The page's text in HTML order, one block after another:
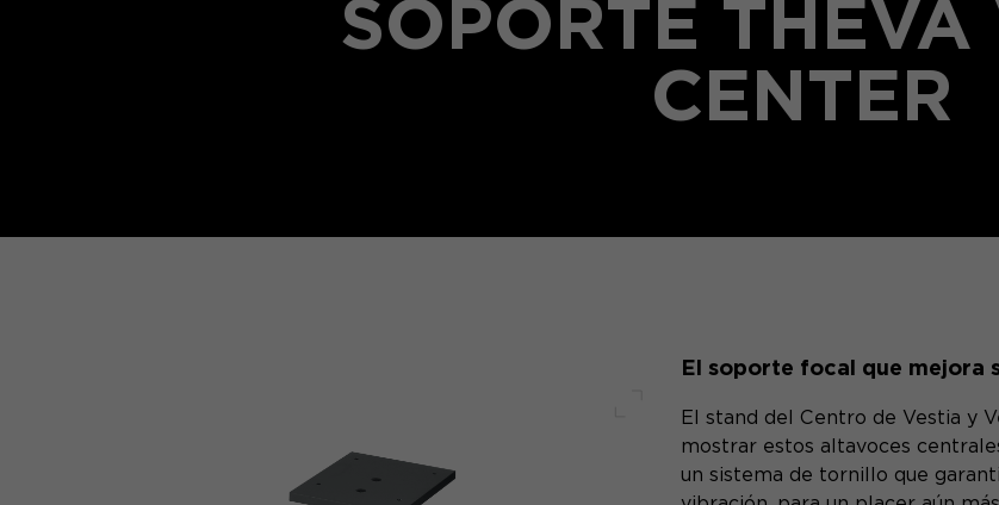
SOPORTE
CENTER
Pantalla completa
El soporte focal que mejora
El stand del Centro de Vestia y
mostrar estos altavoces
un sistema de tornillo que